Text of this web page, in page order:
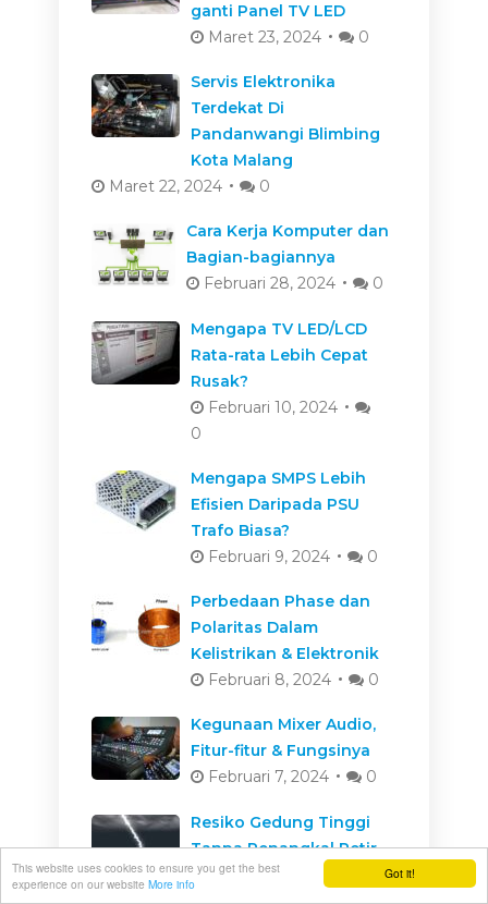
Got it!
This website uses cookies to ensure you get the best
experience on our website More info
ganti Panel TV LED
Maret 23, 2024
0
Servis Elektronika
Terdekat Di
Pandanwangi Blimbing
Kota Malang
Maret 22, 2024
0
Cara Kerja Komputer dan
Bagian-bagiannya
Februari 28, 2024
0
Mengapa TV LED/LCD
Rata-rata Lebih Cepat
Rusak?
Februari 10, 2024
0
Mengapa SMPS Lebih
Efisien Daripada PSU
Trafo Biasa?
Februari 9, 2024
0
Perbedaan Phase dan
Polaritas Dalam
Kelistrikan & Elektronik
Februari 8, 2024
0
Kegunaan Mixer Audio,
Fitur-fitur & Fungsinya
Februari 7, 2024
0
Resiko Gedung Tinggi
Tanpa Penangkal Petir
Januari 26, 2024